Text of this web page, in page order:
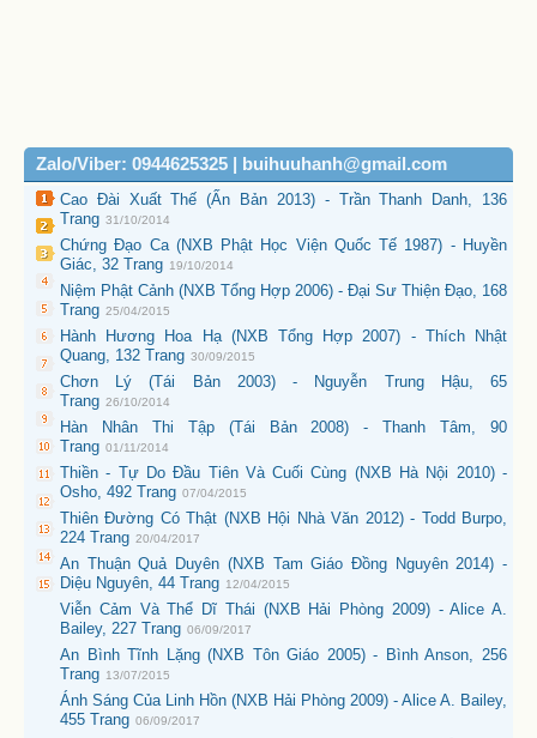
Zalo/Viber: 0944625325 | buihuuhanh@gmail.com
Cao Đài Xuất Thế (Ấn Bản 2013) - Trần Thanh Danh, 136
Trang 31/10/2014
Chứng Đạo Ca (NXB Phật Học Viện Quốc Tế 1987) - Huyền
Giác, 32 Trang 19/10/2014
Niệm Phật Cảnh (NXB Tổng Hợp 2006) - Đại Sư Thiện Đạo, 168
Trang 25/04/2015
Hành Hương Hoa Hạ (NXB Tổng Hợp 2007) - Thích Nhật
Quang, 132 Trang 30/09/2015
Chơn Lý (Tái Bản 2003) - Nguyễn Trung Hậu, 65
Trang 26/10/2014
Hàn Nhân Thi Tập (Tái Bản 2008) - Thanh Tâm, 90
Trang 01/11/2014
Thiền - Tự Do Đầu Tiên Và Cuối Cùng (NXB Hà Nội 2010) -
Osho, 492 Trang 07/04/2015
Thiên Đường Có Thật (NXB Hội Nhà Văn 2012) - Todd Burpo,
224 Trang 20/04/2017
An Thuận Quả Duyên (NXB Tam Giáo Đồng Nguyên 2014) -
Diệu Nguyên, 44 Trang 12/04/2015
Viễn Cảm Và Thể Dĩ Thái (NXB Hải Phòng 2009) - Alice A.
Bailey, 227 Trang 06/09/2017
An Bình Tĩnh Lặng (NXB Tôn Giáo 2005) - Bình Anson, 256
Trang 13/07/2015
Ánh Sáng Của Linh Hồn (NXB Hải Phòng 2009) - Alice A. Bailey,
455 Trang 06/09/2017